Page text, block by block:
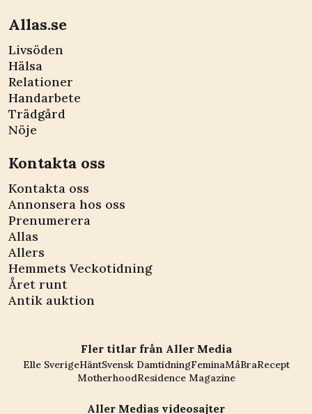
Allas.se
Livsöden
Hälsa
Relationer
Handarbete
Trädgård
Nöje
Kontakta oss
Kontakta oss
Annonsera hos oss
Prenumerera
Allas
Allers
Hemmets Veckotidning
Året runt
Antik auktion
Fler titlar från Aller Media
Elle SverigeHäntSvensk DamtidningFeminaMåBraRecept
MotherhoodResidence Magazine
Aller Medias videosajter